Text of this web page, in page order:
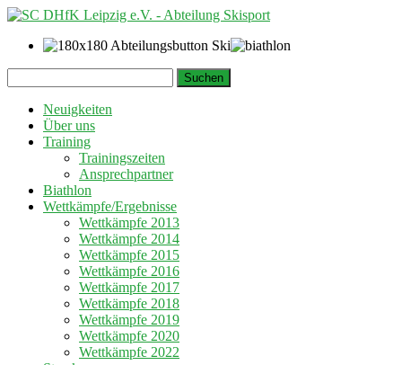
zum
Inhalt
nach:
Neuigkeiten
Über uns
Training
Trainingszeiten
Ansprechpartner
Biathlon
Wettkämpfe/Ergebnisse
Wettkämpfe 2013
Wettkämpfe 2014
Wettkämpfe 2015
Wettkämpfe 2016
Wettkämpfe 2017
Wettkämpfe 2018
Wettkämpfe 2019
Wettkämpfe 2020
Wettkämpfe 2022